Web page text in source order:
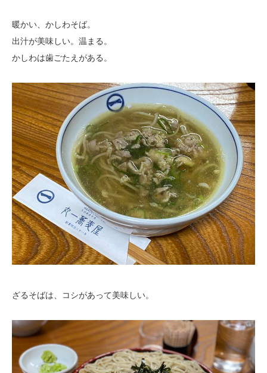
暖かい、かしわそば。
出汁が美味しい。温まる。
かしわは歯ごたえがある。
ざるそばは、コシがあって美味しい。